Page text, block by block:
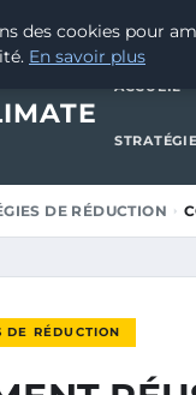
ACCUEIL
DE RÉDUCTION
DE RÉDUCTION
des cookies pour
En savoir plus